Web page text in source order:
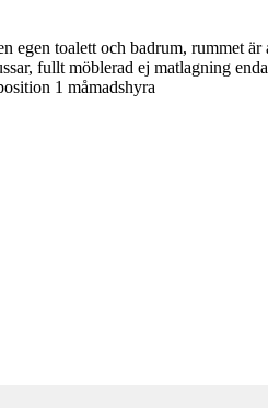
egen toalett och badrum, rummet är
fullt möblerad ej matlagning
1 måmadshyra